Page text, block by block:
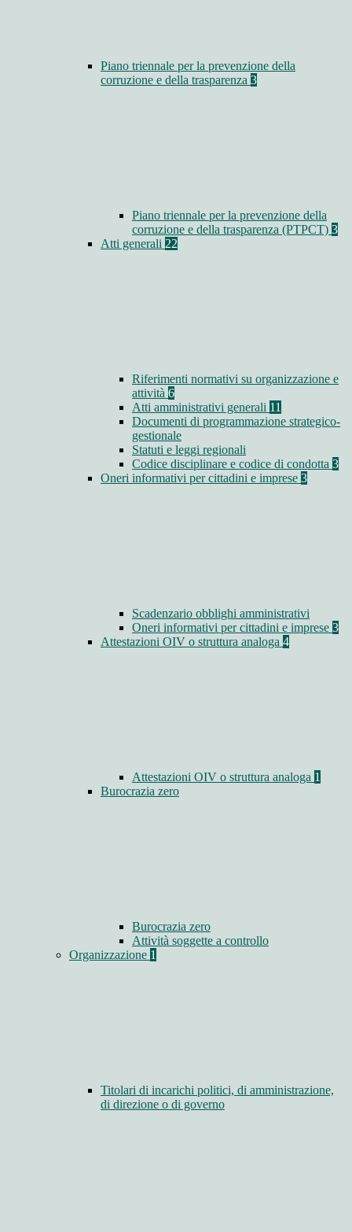
Piano triennale per la prevenzione della
corruzione e della trasparenza 3
Piano triennale per la prevenzione della
corruzione e della trasparenza (PTPCT) 3
Atti generali 22
Riferimenti normativi su organizzazione e
attività 6
Atti amministrativi generali 11
Documenti di programmazione strategico-
gestionale
Statuti e leggi regionali
Codice disciplinare e codice di condotta 3
Oneri informativi per cittadini e imprese 3
Scadenzario obblighi amministrativi
Oneri informativi per cittadini e imprese 3
Attestazioni OIV o struttura analoga 4
Attestazioni OIV o struttura analoga 1
Burocrazia zero
Burocrazia zero
Attività soggette a controllo
Organizzazione 1
Titolari di incarichi politici, di amministrazione,
di direzione o di governo